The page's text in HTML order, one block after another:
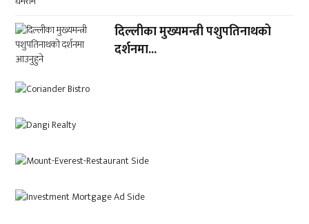
दिल्लीका मुख्यमन्त्री पशुपतिनाथको
दर्शनमा...